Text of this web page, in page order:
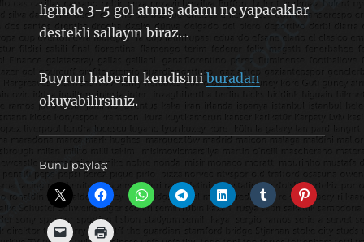
liginde 3-5 gol atmış adamı ne yapacaklar
destekli sallayın biraz…
Buyrun haberin kendisini buradan
okuyabilirsiniz.
Bunu paylaş: